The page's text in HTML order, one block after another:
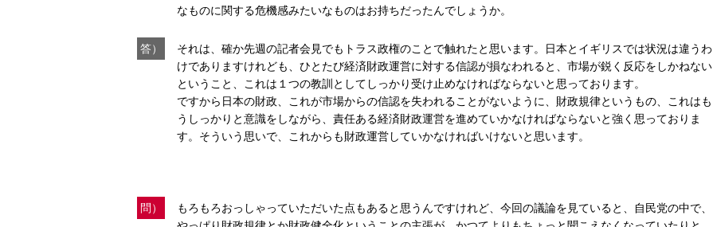
なものに関する危機感みたいなものはお持ちだったんでしょうか。
答）
それは、確か先週の記者会見でもトラス政権のことで触れたと思います。日本とイギリスでは状況は違うわ
けでありますけれども、ひとたび経済財政運営に対する信認が損なわれると、市場が鋭く反応をしかねない
ということ、これは１つの教訓としてしっかり受け止めなければならないと思っております。
ですから日本の財政、これが市場からの信認を失われることがないように、財政規律というもの、これはも
うしっかりと意識をしながら、責任ある経済財政運営を進めていかなければならないと強く思っておりま
す。そういう思いで、これからも財政運営していかなければいけないと思います。
問）
もろもろおっしゃっていただいた点もあると思うんですけれど、今回の議論を見ていると、自民党の中で、